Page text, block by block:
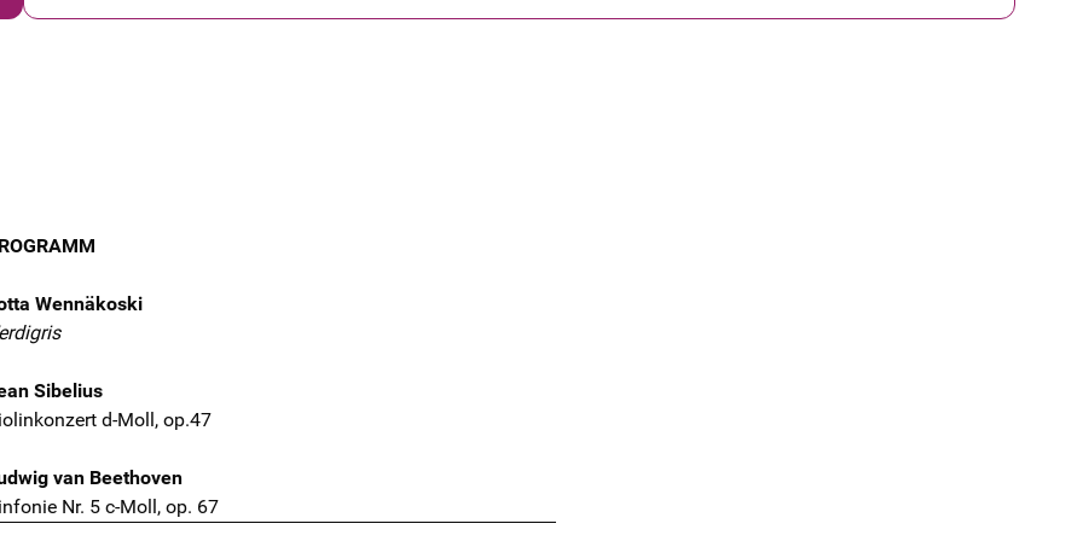
Wennäkoski
Sibelius
d-Moll, op.47
van Beethoven
Nr. 5 c-Moll, op. 67